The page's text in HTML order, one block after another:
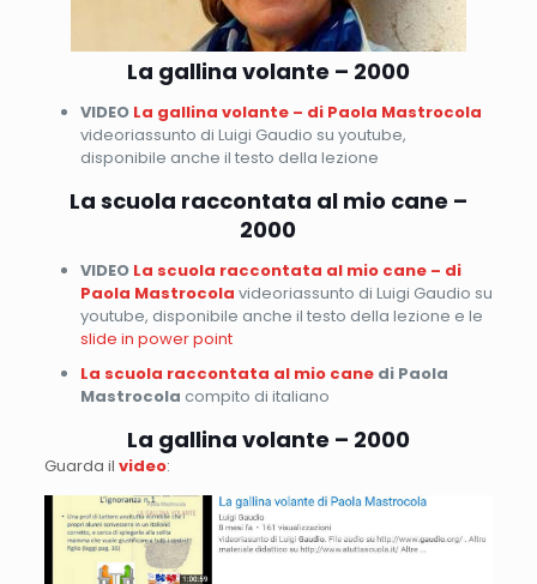
La gallina volante – 2000
VIDEO La gallina volante – di Paola Mastrocola
videoriassunto di Luigi Gaudio su youtube,
disponibile anche il testo della lezione
La scuola raccontata al mio cane –
2000
VIDEO La scuola raccontata al mio cane – di
Paola Mastrocola videoriassunto di Luigi Gaudio su
youtube, disponibile anche il testo della lezione e le
slide in power point
La scuola raccontata al mio canedi Paola
Mastrocola compito di italiano
La gallina volante – 2000
Guarda il video: